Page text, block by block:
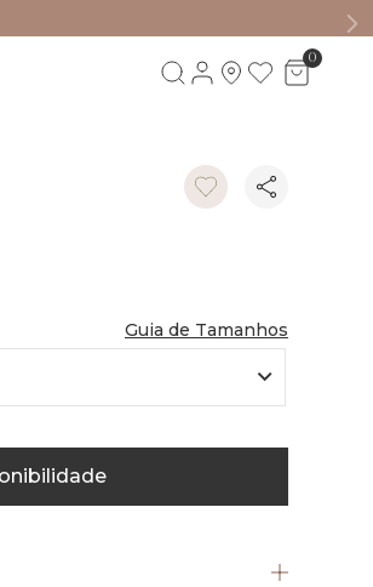
0
Guia de Tamanhos